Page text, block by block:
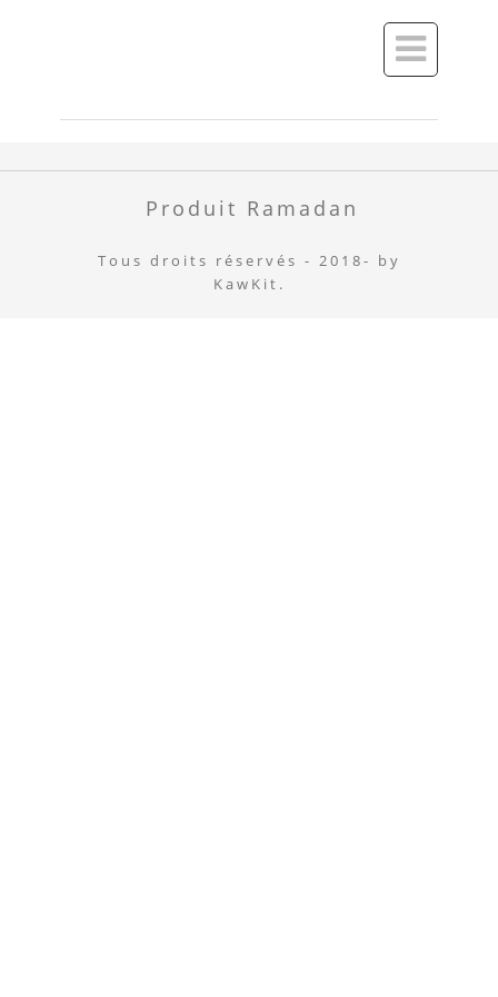

Produit Ramadan
Tous droits réservés - 2018- by
KawKit.